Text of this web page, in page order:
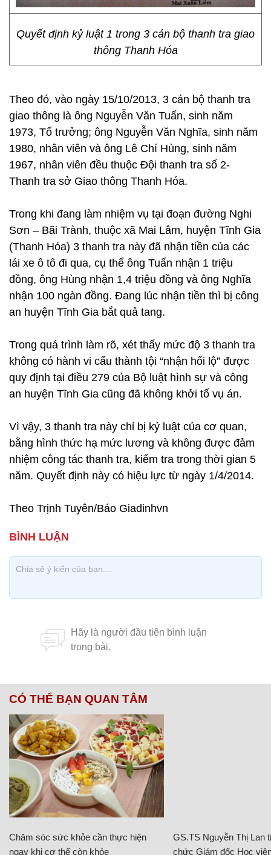
Quyết định kỷ luật 1 trong 3 cán bộ thanh tra giao
thông Thanh Hóa
Theo đó, vào ngày 15/10/2013, 3 cán bộ thanh tra
giao thông là ông Nguyễn Văn Tuấn, sinh năm
1973, Tổ trưởng; ông Nguyễn Văn Nghĩa, sinh năm
1980, nhân viên và ông Lê Chí Hùng, sinh năm
1967, nhân viên đều thuộc Đội thanh tra số 2-
Thanh tra sở Giao thông Thanh Hóa.
Trong khi đang làm nhiệm vụ tại đoạn đường Nghi
Sơn – Bãi Trành, thuộc xã Mai Lâm, huyện Tĩnh Gia
(Thanh Hóa) 3 thanh tra này đã nhận tiền của các
lái xe ô tô đi qua, cụ thể ông Tuấn nhận 1 triệu
đồng, ông Hùng nhận 1,4 triệu đồng và ông Nghĩa
nhận 100 ngàn đồng. Đang lúc nhận tiền thì bị công
an huyện Tĩnh Gia bắt quả tang.
Trong quá trình làm rõ, xét thấy mức độ 3 thanh tra
không có hành vi cấu thành tội “nhận hối lộ” được
quy định tại điều 279 của Bộ luật hình sự và công
an huyện Tĩnh Gia cũng đã không khởi tố vụ án.
Vì vậy, 3 thanh tra này chỉ bị kỷ luật của cơ quan,
bằng hình thức hạ mức lương và không được đảm
nhiệm công tác thanh tra, kiểm tra trong thời gian 5
năm. Quyết định này có hiệu lực từ ngày 1/4/2014.
Theo Trịnh Tuyên/Báo Giadinhvn
CÓ THỂ BẠN QUAN TÂM
Chăm sóc sức khỏe cần thực hiện
ngay khi cơ thể còn khỏe
GS.TS Nguyễn Thị Lan
chức Giám đốc Học